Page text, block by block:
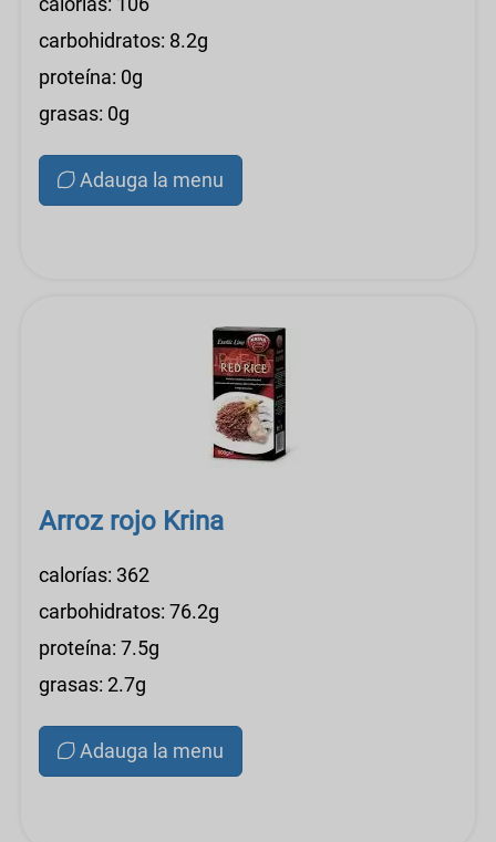
carbohidratos: 8.2g
proteína: 0g
grasas: 0g
Adauga la menu
Arroz rojo Krina
calorías: 362
carbohidratos: 76.2g
proteína: 7.5g
grasas: 2.7g
Adauga la menu